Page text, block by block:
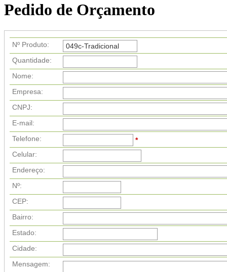
Pedido de Orçamento
Nº Produto:
Quantidade:
Nome:
Empresa:
CNPJ:
E-mail:
Telefone:
*
Celular:
Endereço:
Nº:
CEP:
Bairro:
Estado:
Cidade:
Mensagem: